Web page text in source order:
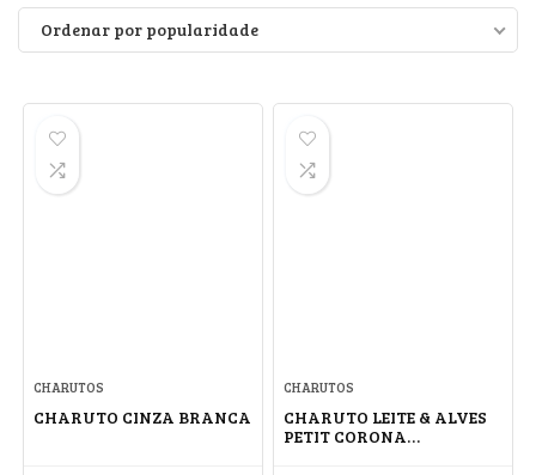
por
popularidade
Ordenar por popularidade
CHARUTOS
CHARUTO CINZA BRANCA
CHARUTOS
CHARUTO LEITE & ALVES
PETIT CORONA